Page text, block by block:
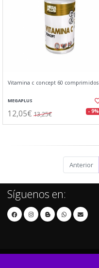
Vitamina c concept 60 comprimidos
MEGAPLUS
12,05€ 13,25€ - 9%
Anterior
Síguenos en: